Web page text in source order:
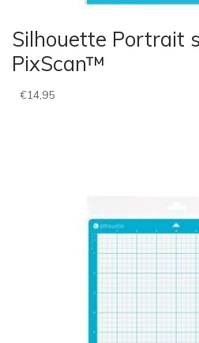
Silhouette Portrait
PixScan™
€14,95